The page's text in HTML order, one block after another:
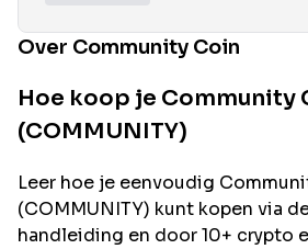
Over Community Coin
Hoe koop je Community
(COMMUNITY)
Leer hoe je eenvoudig
(COMMUNITY) kunt kopen via
handleiding en door 10+ crypto